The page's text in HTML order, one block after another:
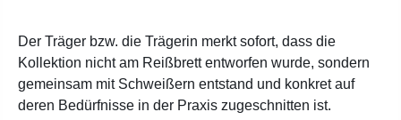
Der Träger bzw. die Trägerin merkt sofort, dass die
Kollektion nicht am Reißbrett entworfen wurde, sondern
gemeinsam mit Schweißern entstand und konkret auf
deren Bedürfnisse in der Praxis zugeschnitten ist.